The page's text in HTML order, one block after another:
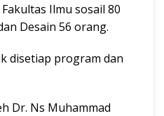
Ilmu sosail 80
Desain 56 orang.
disetiap program dan
Dr. Ns Muhammad